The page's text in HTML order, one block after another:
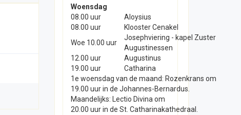
Woensdag
08.00 uur
Aloysius
08.00 uur
Klooster Cenakel
Woe 10.00 uur
Josephviering - kapel Zuster
Augustinessen
12.00 uur
Augustinus
19.00 uur
Catharina
1e woensdag van de maand: Rozenkrans om
19.00 uur in de Johannes-Bernardus.
Maandelijks: Lectio Divina om
20.00 uur in de St. Catharinakathedraal.